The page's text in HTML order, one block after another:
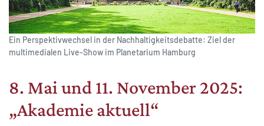
Ein Perspektivwechsel in der Nachhaltigkeitsdebatte: Ziel der
multimedialen Live-Show im Planetarium Hamburg
8. Mai und 11. November 2025:
„Akademie aktuell“